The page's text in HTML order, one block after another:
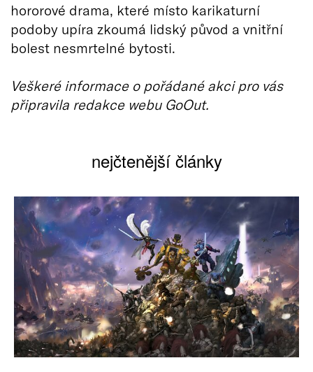
hororové drama, které místo karikaturní
podoby upíra zkoumá lidský původ a vnitřní
bolest nesmrtelné bytosti.
Veškeré informace o pořádané akci pro vás
připravila redakce webu GoOut.
nejčtenější články